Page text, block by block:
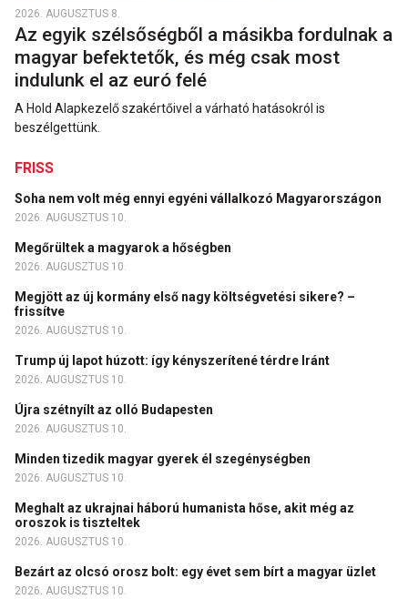
2026. AUGUSZTUS 8.
Az egyik szélsőségből a másikba fordulnak a
magyar befektetők, és még csak most
indulunk el az euró felé
A Hold Alapkezelő szakértőivel a várható hatásokról is
beszélgettünk.
FRISS
Soha nem volt még ennyi egyéni vállalkozó Magyarországon
2026. AUGUSZTUS 10.
Megőrültek a magyarok a hőségben
2026. AUGUSZTUS 10.
Megjött az új kormány első nagy költségvetési sikere? –
frissítve
2026. AUGUSZTUS 10.
Trump új lapot húzott: így kényszerítené térdre Iránt
2026. AUGUSZTUS 10.
Újra szétnyílt az olló Budapesten
2026. AUGUSZTUS 10.
Minden tizedik magyar gyerek él szegénységben
2026. AUGUSZTUS 10.
Meghalt az ukrajnai háború humanista hőse, akit még az
oroszok is tiszteltek
2026. AUGUSZTUS 10.
Bezárt az olcsó orosz bolt: egy évet sem bírt a magyar üzlet
2026. AUGUSZTUS 10.